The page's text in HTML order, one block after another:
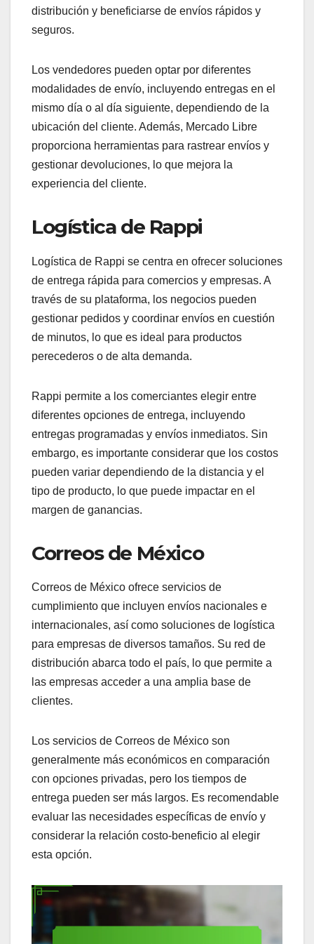
distribución y beneficiarse de envíos rápidos y
seguros.
Los vendedores pueden optar por diferentes
modalidades de envío, incluyendo entregas en el
mismo día o al día siguiente, dependiendo de la
ubicación del cliente. Además, Mercado Libre
proporciona herramientas para rastrear envíos y
gestionar devoluciones, lo que mejora la
experiencia del cliente.
Logística de Rappi
Logística de Rappi se centra en ofrecer soluciones
de entrega rápida para comercios y empresas. A
través de su plataforma, los negocios pueden
gestionar pedidos y coordinar envíos en cuestión
de minutos, lo que es ideal para productos
perecederos o de alta demanda.
Rappi permite a los comerciantes elegir entre
diferentes opciones de entrega, incluyendo
entregas programadas y envíos inmediatos. Sin
embargo, es importante considerar que los costos
pueden variar dependiendo de la distancia y el
tipo de producto, lo que puede impactar en el
margen de ganancias.
Correos de México
Correos de México ofrece servicios de
cumplimiento que incluyen envíos nacionales e
internacionales, así como soluciones de logística
para empresas de diversos tamaños. Su red de
distribución abarca todo el país, lo que permite a
las empresas acceder a una amplia base de
clientes.
Los servicios de Correos de México son
generalmente más económicos en comparación
con opciones privadas, pero los tiempos de
entrega pueden ser más largos. Es recomendable
evaluar las necesidades específicas de envío y
considerar la relación costo-beneficio al elegir
esta opción.